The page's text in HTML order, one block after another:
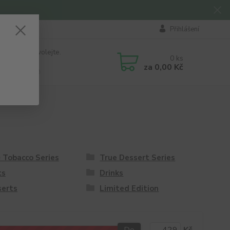
Přihlášení
si rady? Zavolejte.
0 ks
za 0,00 Kč
Tobacco Series
True Dessert Series
Drinks
Limited Edition